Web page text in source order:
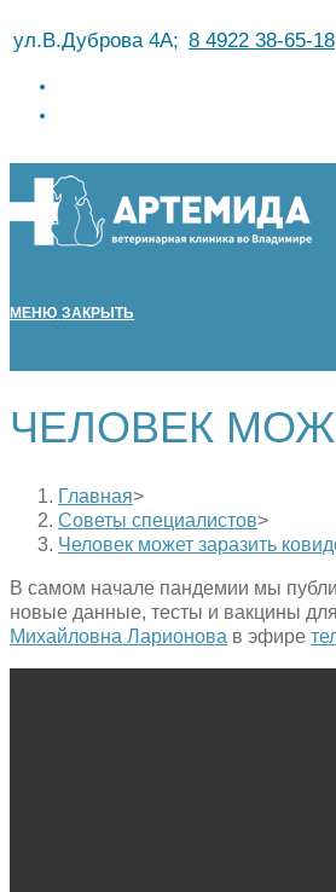
кул.В.Дуброва 4А; 8 4922 38-65-18
МЕНЮ ЗАКРЫТЬ
ЧЕЛОВЕК
Главная>
Советы специалистов>
Человек может заразить
В самом начале пандемии мы
новые данные, тесты и вакцины
Михайловна Ларионова в эфире